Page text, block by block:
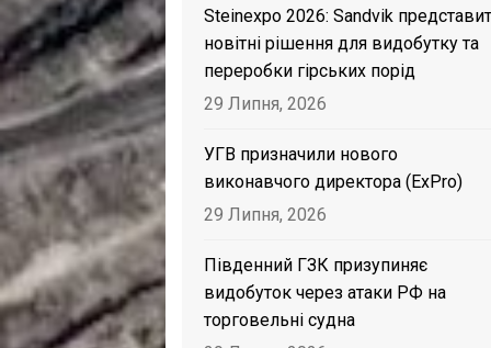
Steinexpo 2026: Sandvik
новітні рішення для видобутку та
переробки гірських порід
29 Липня, 2026
УГВ призначили нового
виконавчого директора (ExPro)
29 Липня, 2026
Південний ГЗК призупиняє
видобуток через атаки РФ на
торговельні судна